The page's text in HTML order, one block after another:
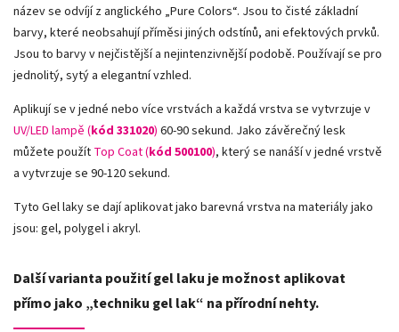
název se odvíjí z anglického „Pure Colors“. Jsou to čisté základní
barvy, které neobsahují příměsi jiných odstínů, ani efektových prvků.
Jsou to barvy v nejčistější a nejintenzivnější podobě. Používají se pro
jednolitý, sytý a elegantní vzhled.
Aplikují se v jedné nebo více vrstvách a každá vrstva se vytvrzuje v
UV/LED lampě (kód 331020) 60-90 sekund. Jako závěrečný lesk
můžete použít Top Coat (kód 500100), který se nanáší v jedné vrstvě
a vytvrzuje se 90-120 sekund.
Tyto Gel laky se dají aplikovat jako barevná vrstva na materiály jako
jsou: gel, polygel i akryl.
Další varianta použití gel laku je možnost aplikovat
přímo jako „techniku gel lak“ na přírodní nehty.